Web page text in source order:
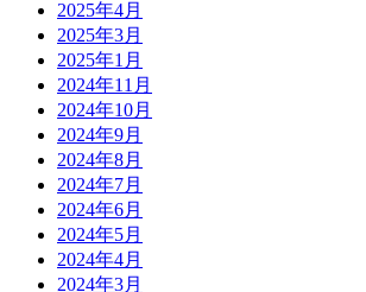
2025年4月
2025年3月
2025年1月
2024年11月
2024年10月
2024年9月
2024年8月
2024年7月
2024年6月
2024年5月
2024年4月
2024年3月